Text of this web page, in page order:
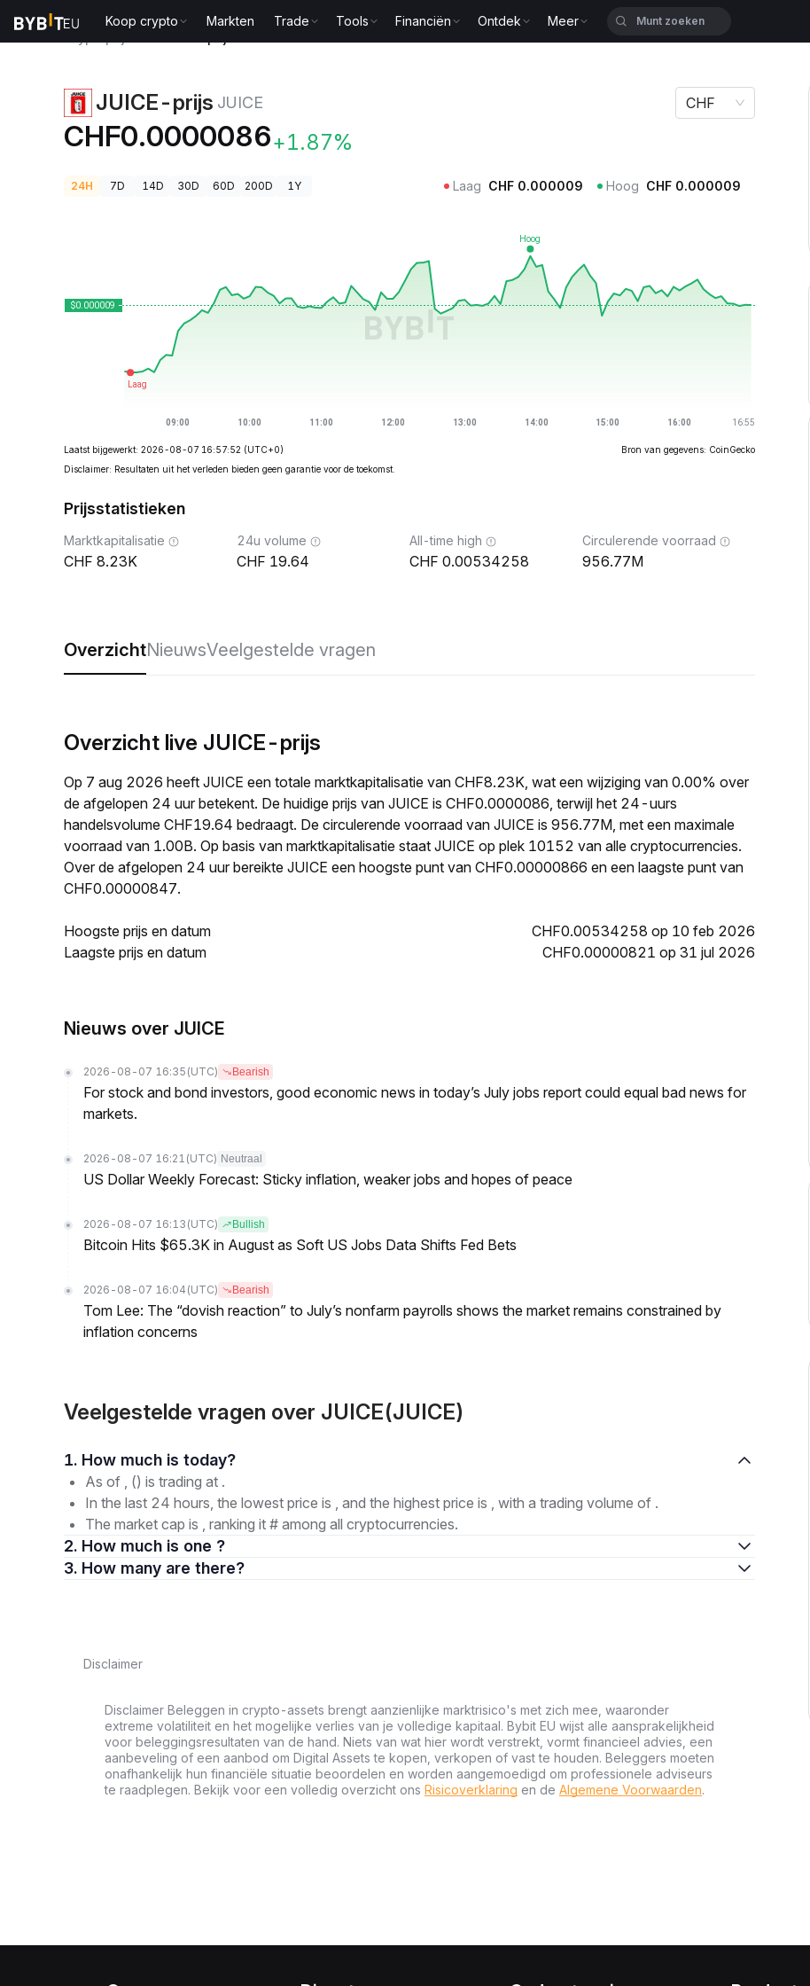
Koop crypto Markten Trade Tools Financiën Ontdek Meer
JUICE-prijs JUICE
CHF0.0000086+1.87%
CHF
24H 7D 14D 30D 60D 200D 1Y Laag CHF 0.000009 Hoog CHF 0.000009
Laatst bijgewerkt: 2026-08-07 16:57:52 (UTC+0)
Bron van gegevens: CoinGecko
Disclaimer: Resultaten uit het verleden bieden geen garantie voor de toekomst.
Prijsstatistieken
Marktkapitalisatie
8.23K
24u volume
19.64
All-time high
0.00534258
Circulerende voorraad
956.77M
OverzichtNieuwsVeelgestelde vragen
Overzicht live JUICE-prijs
Op 7 aug 2026 heeft JUICE een totale marktkapitalisatie van CHF8.23K, wat een wijziging van 0.00% over
de afgelopen 24 uur betekent. De huidige prijs van JUICE is CHF0.0000086, terwijl het 24-uurs
handelsvolume CHF19.64 bedraagt. De circulerende voorraad van JUICE is 956.77M, met een maximale
voorraad van 1.00B. Op basis van marktkapitalisatie staat JUICE op plek 10152 van alle cryptocurrencies.
Over de afgelopen 24 uur bereikte JUICE een hoogste punt van CHF0.00000866 en een laagste punt van
CHF0.00000847.
Hoogste prijs en datum
CHF0.00534258 op 10 feb 2026
Laagste prijs en datum
CHF0.00000821 op 31 jul 2026
Nieuws over JUICE
2026-08-07 16:35 (UTC) Bearish
For stock and bond investors, good economic news in today’s July jobs report could equal bad news for
markets.
2026-08-07 16:21 (UTC) Neutraal
US Dollar Weekly Forecast: Sticky inflation, weaker jobs and hopes of peace
2026-08-07 16:13 (UTC) Bullish
Bitcoin Hits $65.3K in August as Soft US Jobs Data Shifts Fed Bets
2026-08-07 16:04 (UTC) Bearish
Tom Lee: The “dovish reaction” to July’s nonfarm payrolls shows the market remains constrained by
inflation concerns
Veelgestelde vragen over JUICE(JUICE)
1. How much is today?
As of , () is trading at .
In the last 24 hours, the lowest price is , and the highest price is , with a trading volume of .
The market cap is , ranking it # among all cryptocurrencies.
2. How much is one ?
3. How many are there?
Disclaimer
Disclaimer Beleggen in crypto-assets brengt aanzienlijke marktrisico's met zich mee, waaronder
extreme volatiliteit en het mogelijke verlies van je volledige kapitaal. Bybit EU wijst alle aansprakelijkheid
voor beleggingsresultaten van de hand. Niets van wat hier wordt verstrekt, vormt financieel advies, een
aanbeveling of een aanbod om Digital Assets te kopen, verkopen of vast te houden. Beleggers moeten
onafhankelijk hun financiële situatie beoordelen en worden aangemoedigd om professionele adviseurs
te raadplegen. Bekijk voor een volledig overzicht ons Risicoverklaring en de Algemene Voorwaarden.